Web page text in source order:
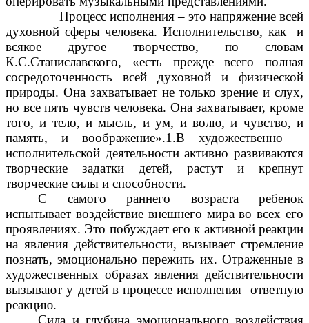
Процесс исполнения – это напряжение всей
духовной сферы человека. Исполнительство, как и
всякое другое творчество, по словам
К.С.Станиславского, «есть прежде всего полная
сосредоточенность всей духовной и физической
природы. Она захватывает не только зрение и слух,
но все пять чувств человека. Она захватывает, кроме
того, и тело, и мысль, и ум, и волю, и чувство, и
память, и воображение».1.В художественно –
исполнительской деятельности активно развиваются
творческие задатки детей, растут и крепнут
творческие силы и способности.
С самого раннего возраста ребенок
испытывает воздействие внешнего мира во всех его
проявлениях. Это побуждает его к активной реакции
на явления действительности, вызывает стремление
познать, эмоционально пережить их. Отраженные в
художественных образах явления действительности
вызывают у детей в процессе исполнения ответную
реакцию.
Сила и глубина эмоционального воздействия